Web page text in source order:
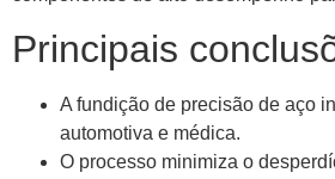
Principais
A fundição de precisão de aço
automotiva e médica.
O processo minimiza o